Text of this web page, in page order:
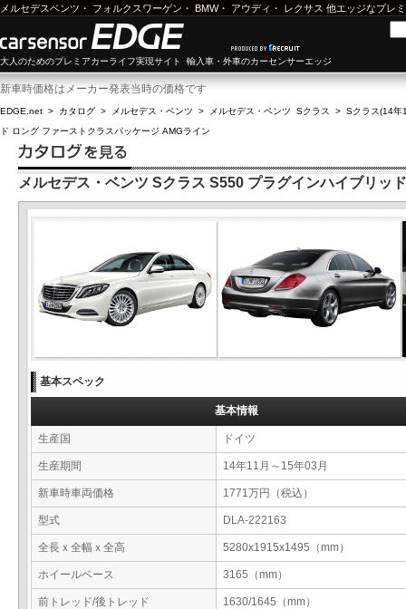
メルセデスベンツ ・ フォルクスワーゲン ・ BMW・ アウディ ・ レクサス 他エッジなプレ
大人のためのプレミアカーライフ実現サイト 輸入車・外車のカーセンサーエッジ
新車時価格はメーカー発表当時の価格です
EDGE.net > カタログ > メルセデス・ベンツ > メルセデス・ベンツ Sクラス > Sクラス(14年
ド ロング ファーストクラスパッケージ AMGライン
メルセデス・ベンツ Sクラス S550 プラグインハイブリッ
基本スペック
基本情報
生産国 ドイツ
生産期間 14年11月～15年03月
新車時車両価格 1771万円（税込）
型式 DLA-222163
全長ｘ全幅ｘ全高 5280x1915x1495（mm）
ホイールベース 3165（mm）
前トレッド/後トレッド 1630/1645（mm）